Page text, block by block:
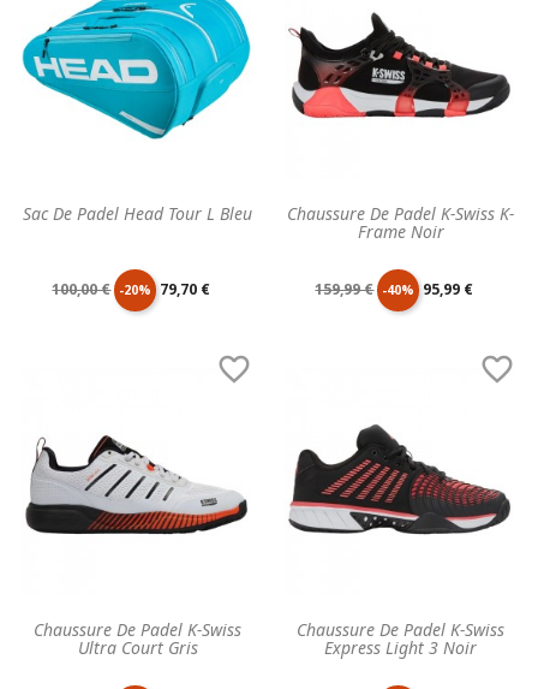
Sac De Padel Head Tour L Bleu
Prix
100,00 € -20% Prix
79,70 €
Chaussure De Padel K-Swiss K-
Frame Noir
Prix
159,99 € -40% Prix
95,99 €
Chaussure De Padel K-Swiss
Ultra Court Gris

Chaussure De Padel K-Swiss
Express Light 3 Noir
